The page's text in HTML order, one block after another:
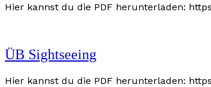
Hier kannst du die PDF herunterladen:
ÜB Sightseeing
Hier kannst du die PDF herunterladen: